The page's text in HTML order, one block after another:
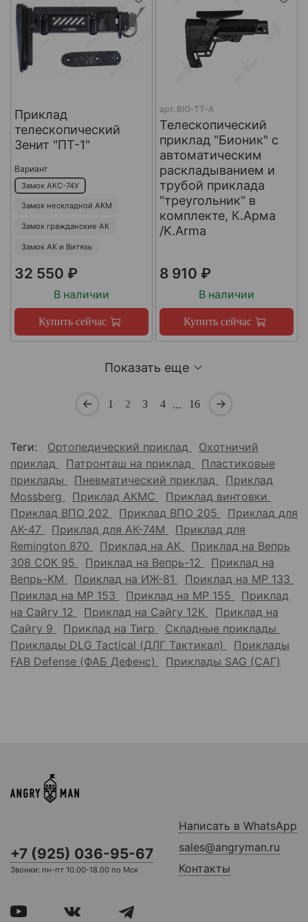
Приклад
телескопический
Зенит "ПТ-1"
Вариант
Замок АКС-74У
Замок нескладной АКМ
Замок гражданские АК
Замок АК и Витязь
32 550 ₽
В наличии
Купить сейчас
арт. BIO-TT-A
Телескопический
приклад "Бионик" с
автоматическим
раскладыванием и
трубой приклада
"треугольник" в
комплекте, К.Арма
/K.Arma
8 910 ₽
В наличии
Купить сейчас
Показать еще
1 2 3 4 … 16
Теги: Ортопедический приклад
Охотничий
приклад
Патронташ на приклад
Пластиковые
приклады
Пневматический приклад
Приклад
Mossberg
Приклад АКМС
Приклад винтовки
Приклад ВПО 202
Приклад ВПО 205
Приклад для
АК-47
Приклад для АК-74М
Приклад для
Remington 870
Приклад на АК
Приклад на Вепрь
308 СОК 95
Приклад на Вепрь-12
Приклад на
Вепрь-КМ
Приклад на ИЖ-81
Приклад на МР 133
Приклад на МР 153
Приклад на МР 155
Приклад
на Сайгу 12
Приклад на Сайгу 12К
Приклад на
Сайгу 9
Приклад на Тигр
Складные приклады
Приклады DLG Tactical (ДЛГ Тактикал)
Приклады
FAB Defense (ФАБ Дефенс)
Приклады SAG (САГ)
+7 (925) 036-95-67
Звонки: пн-пт 10.00-18.00 по Мск
Написать в WhatsApp
sales@angryman.ru
Контакты